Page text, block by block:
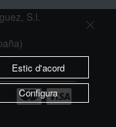
S.l.
Estic d'acord
Configura